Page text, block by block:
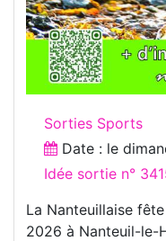
Sorties Sports
Date : le
Idée sortie n°
La Nanteuillaise
2026 à Nanteuil-le-